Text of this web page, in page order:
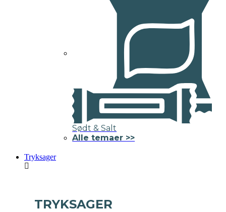
Sødt & Salt
Alle temaer >>
Tryksager
TRYKSAGER